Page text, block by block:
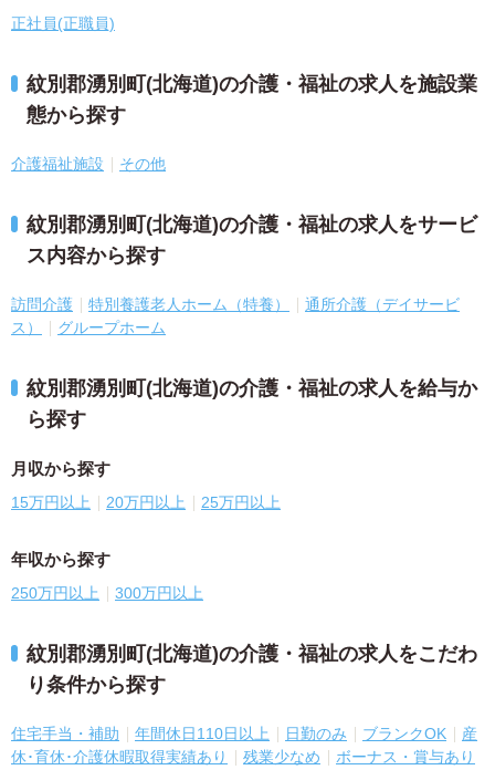
正社員(正職員)
紋別郡湧別町(北海道)の介護・福祉の求人を施設業
態から探す
介護福祉施設 その他
紋別郡湧別町(北海道)の介護・福祉の求人をサービ
ス内容から探す
訪問介護 特別養護老人ホーム（特養）
通所介護（デイサービ
ス）
グループホーム
紋別郡湧別町(北海道)の介護・福祉の求人を給与か
ら探す
月収から探す
15万円以上 20万円以上 25万円以上
年収から探す
250万円以上 300万円以上
紋別郡湧別町(北海道)の介護・福祉の求人をこだわ
り条件から探す
住宅手当・補助 年間休日110日以上 日勤のみ ブランクOK
産
休･育休･介護休暇取得実績あり
残業少なめ ボーナス・賞与あり